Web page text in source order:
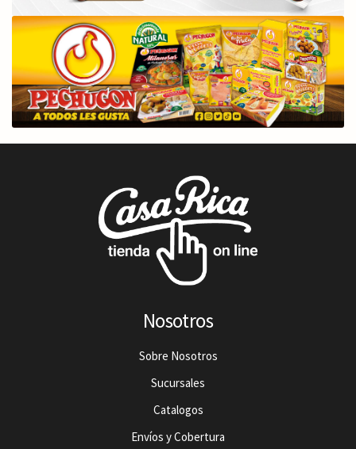
Nosotros
Sobre Nosotros
Sucursales
Catalogos
Envíos y Cobertura